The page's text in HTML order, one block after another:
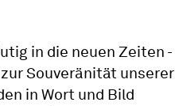
in die neuen Zeiten -
Souveränität unserer
in Wort und Bild